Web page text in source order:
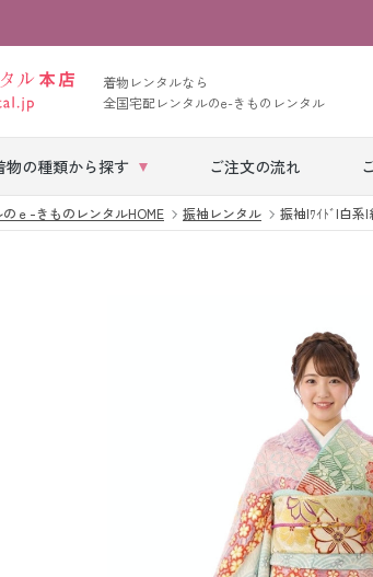
着物レンタルなら
全国宅配レンタルのe-きものレンタル
物の種類から探す ご注文の流れ
七五三レンタル 振袖レ
ンタル
男性礼
ル
小物販
ｅ-きものレンタルHOME 振袖レンタル 振袖|ﾜｲﾄﾞ|白系|